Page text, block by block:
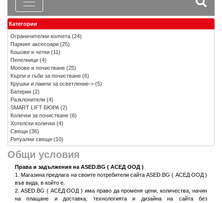
Общи условия
Права и задължения на ASED.BG ( АСЕД ООД )
1. Mагазинa предлага на своите потребители сайта ASED.BG ( АСЕД ООД )
във вида, в който e.
2. ASED.BG ( АСЕД ООД ) има право да променя цени, количества, начин
на плащане и доставка, технологията и дизайна на сайта без
Категории
Ограничителни колчета (24)
Паркинг аксесоари (25)
Кошове и четки (11)
Пепелници (4)
Мопове и почистване (25)
Кърпи и гъби за почистване (6)
Крушки и лампи за осветление-> (5)
Батерии (2)
Разклонители (4)
SMART LIFT БЮРА(2)
Колички за почистване (6)
Хотелски колички (4)
Свещи (36)
Ритуални свещи (10)